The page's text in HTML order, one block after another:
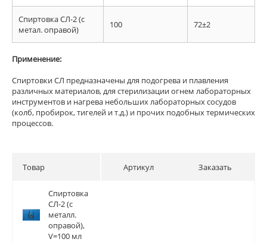
Спиртовка СЛ-2 (с
метал. оправой)
100 72±2
Применение:
Спиртовки СЛ предназначены для подогрева и плавления
различных материалов, для стерилизации огнем лабораторных
инструментов и нагрева небольших лабораторных сосудов
(колб, пробирок, тигелей и т.д.) и прочих подобных термических
процессов.
Товар
Спиртовка
СЛ-2 (с
металл.
оправой),
V=100 мл
Артикул Заказать